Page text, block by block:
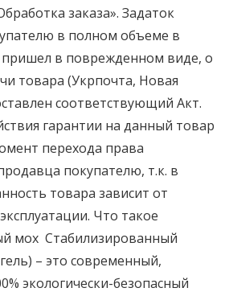
заказа». Задаток
в полном объеме в
пришел в поврежденном виде, о
товара (Укрпочта, Новая
соответствующий Акт.
гарантии на данный товар
перехода права
покупателю, т.к. в
товара зависит от
Что такое
мох Стабилизированный
– это современный,
экологически-безопасный